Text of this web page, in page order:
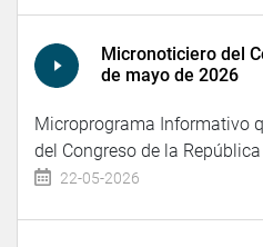
Micronoticiero del
de mayo de 2026
Microprograma Informativo
del Congreso de la
22-05-2026